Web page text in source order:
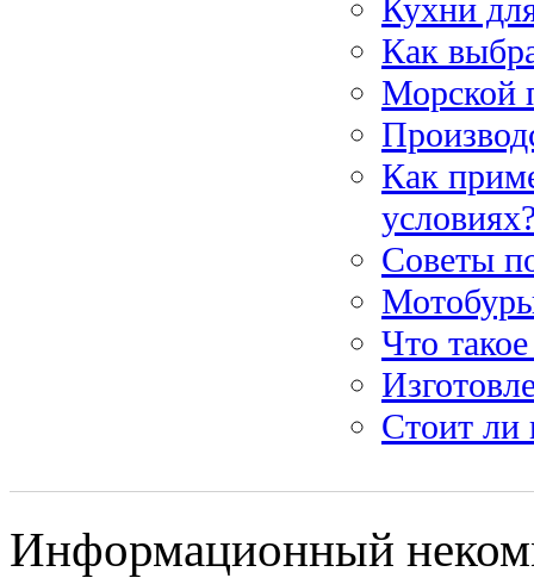
Кухни
Как
Морской
Как
Советы
Что
Стоит ли
Информационный